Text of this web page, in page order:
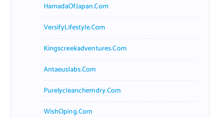
HamadaOfJapan.com
VersifyLifestyle.com
Kingscreekadventures.com
Antaeuslabs.com
Purelycleanchemdry.com
WishOping.com